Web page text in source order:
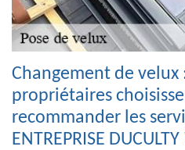
Changement de
propriétaires
recommander les
ENTREPRISE DUCULTY